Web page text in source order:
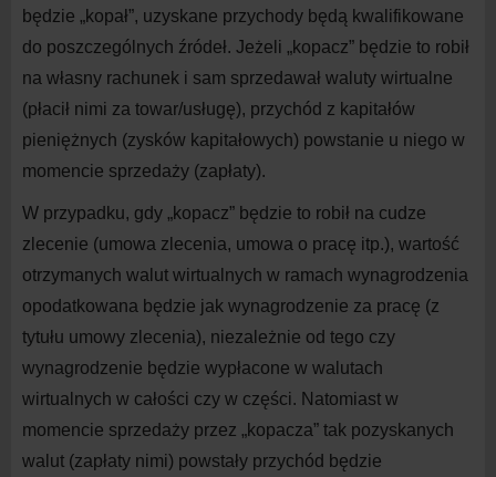
będzie „kopał”, uzyskane przychody będą kwalifikowane
do poszczególnych źródeł. Jeżeli „kopacz” będzie to robił
na własny rachunek i sam sprzedawał waluty wirtualne
(płacił nimi za towar/usługę), przychód z kapitałów
pieniężnych (zysków kapitałowych) powstanie u niego w
momencie sprzedaży (zapłaty).
W przypadku, gdy „kopacz” będzie to robił na cudze
zlecenie (umowa zlecenia, umowa o pracę itp.), wartość
otrzymanych walut wirtualnych w ramach wynagrodzenia
opodatkowana będzie jak wynagrodzenie za pracę (z
tytułu umowy zlecenia), niezależnie od tego czy
wynagrodzenie będzie wypłacone w walutach
wirtualnych w całości czy w części. Natomiast w
momencie sprzedaży przez „kopacza” tak pozyskanych
walut (zapłaty nimi) powstały przychód będzie